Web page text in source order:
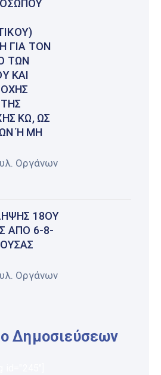
ΓΙΑ ΤΟΝ
ΤΩΝ
ΚΑΙ
ΚΩ, ΩΣ
Ή ΜΗ Έ
Οργάνων
18ΟΥ
ΑΠΌ 6-8-
Οργάνων
Δημοσιεύσεων